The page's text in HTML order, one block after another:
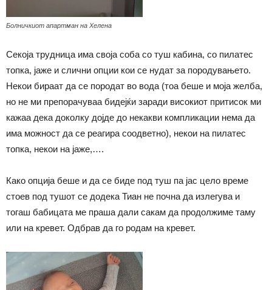
Болничкиот апартман на Хелена
Секоја трудница има своја соба со туш кабина, со пилатес
топка, јаже и слични опции кои се нудат за породувањето.
Некои бираат да се породат во вода (тоа беше и моја желба,
но не ми препорачуваа бидејќи заради високиот притисок ми
кажаа дека доколку дојде до некакви компликации нема да
има можност да се реагира соодветно), некои на пилатес
топка, некои на јаже,….
Како опција беше и да се биде под туш па јас цело време
стоев под тушот се додека Тиан не почна да излегува и
тогаш бабицата ме праша дали сакам да продолжиме таму
или на кревет. Одбрав да го родам на кревет.